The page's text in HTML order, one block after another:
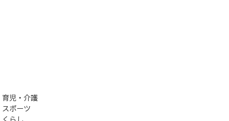
育児・介護
スポーツ